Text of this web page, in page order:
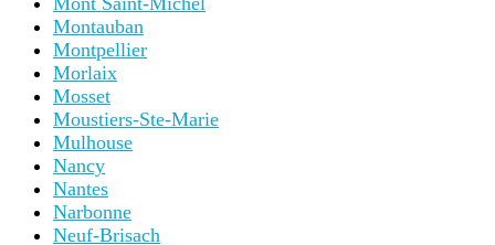
Montauban
Montpellier
Morlaix
Mosset
Moustiers-Ste-Marie
Mulhouse
Nancy
Nantes
Narbonne
Neuf-Brisach